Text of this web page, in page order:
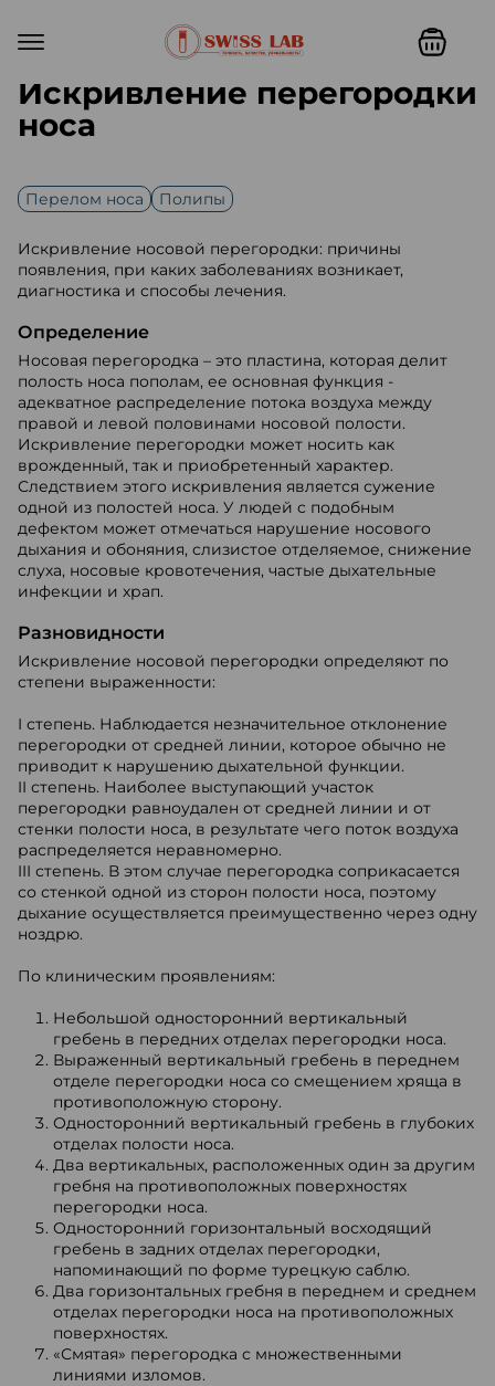
Искривление перегородки
носа
Перелом носа Полипы
Искривление носовой перегородки: причины
появления, при каких заболеваниях возникает,
диагностика и способы лечения.
Определение
Носовая перегородка – это пластина, которая делит
полость носа пополам, ее основная функция -
адекватное распределение потока воздуха между
правой и левой половинами носовой полости.
Искривление перегородки может носить как
врожденный, так и приобретенный характер.
Следствием этого искривления является сужение
одной из полостей носа. У людей с подобным
дефектом может отмечаться нарушение носового
дыхания и обоняния, слизистое отделяемое, снижение
слуха, носовые кровотечения, частые дыхательные
инфекции и храп.
Разновидности
Искривление носовой перегородки определяют по
степени выраженности:
I степень. Наблюдается незначительное отклонение
перегородки от средней линии, которое обычно не
приводит к нарушению дыхательной функции.
II степень. Наиболее выступающий участок
перегородки равноудален от средней линии и от
стенки полости носа, в результате чего поток воздуха
распределяется неравномерно.
III степень. В этом случае перегородка соприкасается
со стенкой одной из сторон полости носа, поэтому
дыхание осуществляется преимущественно через одну
ноздрю.
По клиническим проявлениям:
Небольшой односторонний вертикальный
гребень в передних отделах перегородки носа.
Выраженный вертикальный гребень в переднем
отделе перегородки носа со смещением хряща в
противоположную сторону.
Односторонний вертикальный гребень в глубоких
отделах полости носа.
Два вертикальных, расположенных один за другим
гребня на противоположных поверхностях
перегородки носа.
Односторонний горизонтальный восходящий
гребень в задних отделах перегородки,
напоминающий по форме турецкую саблю.
Два горизонтальных гребня в переднем и среднем
отделах перегородки носа на противоположных
поверхностях.
«Смятая» перегородка с множественными
линиями изломов.